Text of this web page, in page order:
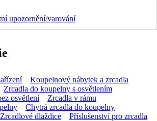
upozornění/varování
Koupelnový nábytek a zrcadla
Zrcadla do koupelny s osvětlením
osvětlení
Zrcadla v rámu
Chytrá zrcadla do koupelny
Zrcadlové dlaždice Příslušenství pro zrcadla